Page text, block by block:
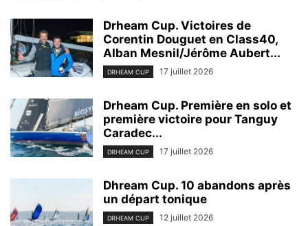
Drheam Cup. Victoires de
Corentin Douguet en Class40,
Alban Mesnil/Jérôme Aubert...
DRHEAM CUP 17 juillet 2026
Drheam Cup. Première en solo et
première victoire pour Tanguy
Caradec...
DRHEAM CUP 17 juillet 2026
Dhream Cup. 10 abandons après
un départ tonique
DRHEAM CUP 12 juillet 2026